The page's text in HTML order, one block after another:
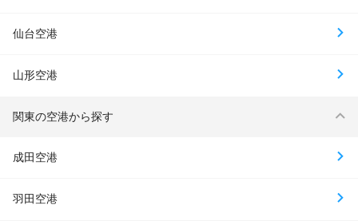
仙台空港
山形空港
関東の空港から探す
成田空港
羽田空港